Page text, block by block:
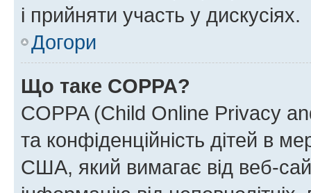
і прийняти участь у дискусіях.
Догори
Що таке COPPA?
COPPA (Child Online Privacy
та конфіденційність дітей в
США, який вимагає від веб-